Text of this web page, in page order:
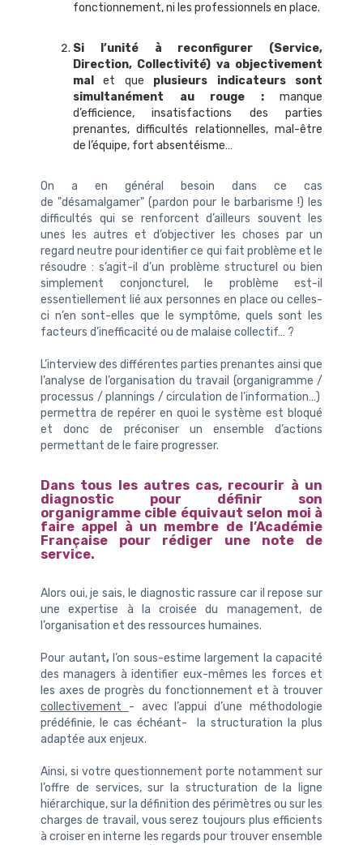
fonctionnement, ni les professionnels en place.
Si l’unité à reconfigurer (Service,
Direction, Collectivité) va objectivement
mal
et que plusieurs indicateurs sont
simultanément au rouge :manque
d’efficience, insatisfactions des parties
prenantes, difficultés relationnelles, mal-être
de l’équipe, fort absentéisme…
On a en général besoin dans ce cas
de "désamalgamer" (pardon pour le barbarisme !) les
difficultés qui se renforcent d’ailleurs souvent les
unes les autres et d’objectiver les choses par un
regard neutre pour identifier ce qui fait problème et le
résoudre : s’agit-il d’un problème structurel ou bien
simplement conjoncturel, le problème est-il
essentiellement lié aux personnes en place ou celles-
ci n’en sont-elles que le symptôme, quels sont les
facteurs d’inefficacité ou de malaise collectif… ?
L’interview des différentes parties prenantes ainsi que
l’analyse de l’organisation du travail (organigramme /
processus / plannings / circulation de l’information…)
permettra de repérer en quoi le système est bloqué
et donc de préconiser un ensemble d’actions
permettant de le faire progresser.
Dans tous les autres cas, recourir à un
diagnostic pour définir son
organigramme cible équivaut selon moi à
faire appel à un membre de l’Académie
Française pour rédiger une note de
service.
Alors oui, je sais, le diagnostic rassure car il repose sur
une expertise à la croisée du management, de
l’organisation et des ressources humaines.
Pour autant, l’on sous-estime largement la capacité
des managers à identifier eux-mêmes les forces et
les axes de progrès du fonctionnement et à trouver
collectivement - avec l’appui d’une méthodologie
prédéfinie, le cas échéant- la structuration la plus
adaptée aux enjeux.
Ainsi, si votre questionnement porte notamment sur
l’offre de services, sur la structuration de la ligne
hiérarchique, sur la définition des périmètres ou sur les
charges de travail, vous serez toujours plus efficients
à croiser en interne les regards pour trouver ensemble